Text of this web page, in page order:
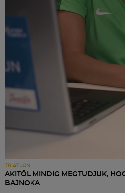
TRIATLON
AKITŐL MINDIG MEGTUDJUK,
BAJNOKA